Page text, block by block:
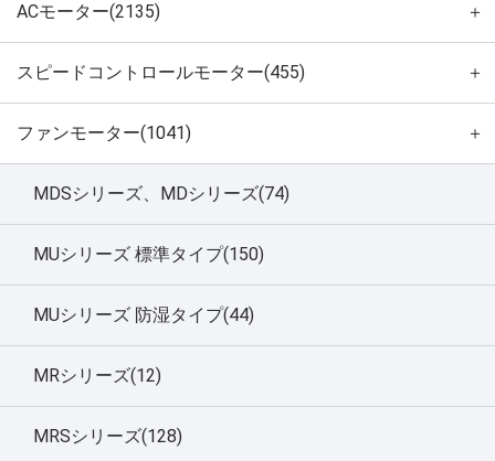
ACモーター(2135) ＋
スピードコントロールモーター(455) ＋
ファンモーター(1041) ＋
MDSシリーズ、MDシリーズ(74)
MUシリーズ 標準タイプ(150)
MUシリーズ 防湿タイプ(44)
MRシリーズ(12)
MRSシリーズ(128)